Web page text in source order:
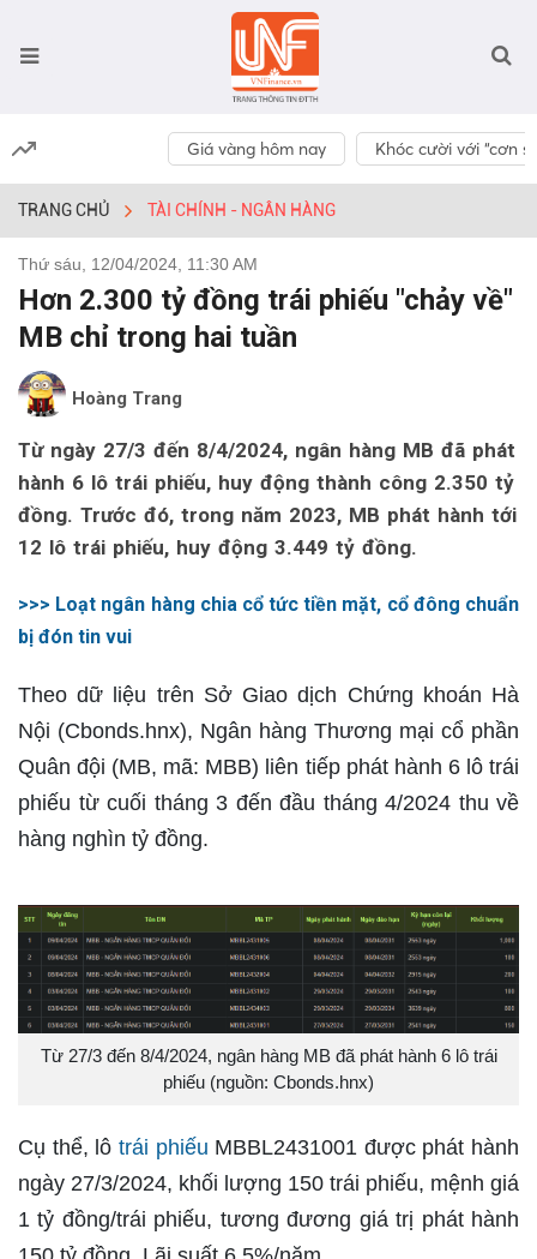
Giá vàng hôm nay Khóc cười với “cơn
TRANG CHỦ TÀI CHÍNH - NGÂN HÀNG
Thứ sáu, 12/04/2024, 11:30 AM
Hơn 2.300 tỷ đồng trái phiếu "chảy về"
MB chỉ trong hai tuần
Hoàng Trang
Từ ngày 27/3 đến 8/4/2024, ngân hàng MB đã phát
hành 6 lô trái phiếu, huy động thành công 2.350 tỷ
đồng. Trước đó, trong năm 2023, MB phát hành tới
12 lô trái phiếu, huy động 3.449 tỷ đồng.
>>> Loạt ngân hàng chia cổ tức tiền mặt, cổ đông chuẩn
bị đón tin vui
Theo dữ liệu trên Sở Giao dịch Chứng khoán Hà
Nội (Cbonds.hnx), Ngân hàng Thương mại cổ phần
Quân đội (MB, mã: MBB) liên tiếp phát hành 6 lô trái
phiếu từ cuối tháng 3 đến đầu tháng 4/2024 thu về
hàng nghìn tỷ đồng.
Từ 27/3 đến 8/4/2024, ngân hàng MB đã phát hành 6 lô trái
phiếu (nguồn: Cbonds.hnx)
Cụ thể, lô trái phiếu MBBL2431001 được phát hành
ngày 27/3/2024, khối lượng 150 trái phiếu, mệnh giá
1 tỷ đồng/trái phiếu, tương đương giá trị phát hành